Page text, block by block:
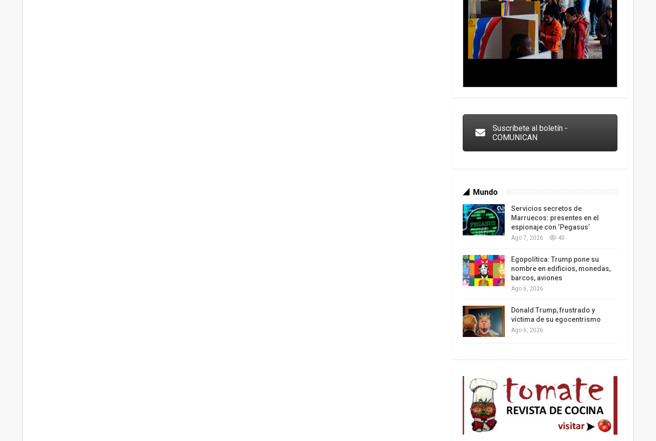
Suscribete al boletín -
COMUNICAN
Mundo
Servicios secretos de
Marruecos: presentes en el
espionaje con ‘Pegasus’
Ago 7, 2026 40
Egopolítica: Trump pone su
nombre en edificios, monedas,
barcos, aviones
Ago 6, 2026
Donald Trump, frustrado y
víctima de su egocentrismo
Ago 6, 2026